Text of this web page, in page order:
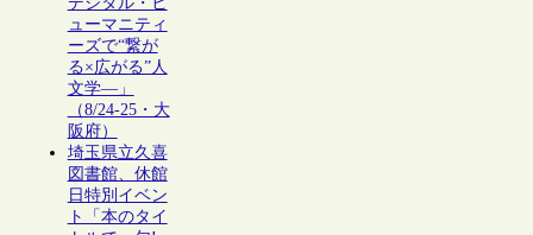
ューマニティ
ーズで“繋が
る×広がる”人
文学―」
（8/24-25・大
阪府）
埼玉県立久喜
図書館、休館
日特別イベン
ト「本のタイ